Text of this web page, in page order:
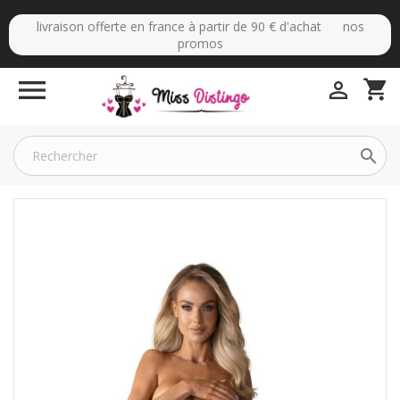
livraison offerte en france à partir de 90 € d'achat nos
promos
 shopping_cart

